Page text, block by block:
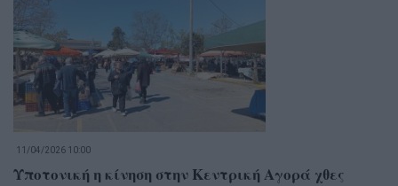
11/04/2026 10:00
Υποτονική η κίνηση στην Κεντρική Αγορά χθες